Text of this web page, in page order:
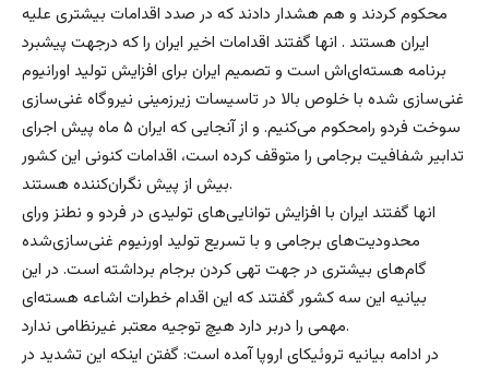
محکوم کردند و هم هشدار دادند که در صدد اقدامات بیشتری علیه
ایران هستند . انها گفتند اقدامات اخیر ایران را که درجهت پیشبرد
برنامه هسته‌ای‌اش است و تصمیم ایران برای افزایش تولید اورانیوم
غنی‌سازی شده با خلوص بالا در تاسیسات زیرزمینی نیروگاه غنی‌سازی
سوخت فردو رامحکوم می‌کنیم. و از آنجایی که ایران ۵ ماه پیش اجرای
تدابیر شفافیت‌ برجامی را متوقف کرده است، اقدامات کنونی این کشور
بیش از پیش نگران‌کننده هستند.
انها گفتند ایران با افزایش توانایی‌های تولیدی در فردو و نطنز ورای
محدودیت‌های برجامی و با تسریع تولید اورنیوم غنی‌سازی‌شده
گام‌های بیشتری در جهت تهی کردن برجام برداشته است. در این
بیانیه این سه کشور گفتند که این اقدام خطرات اشاعه هسته‌ای
مهمی را دربر دارد هیچ توجیه معتبر غیرنظامی ندارد.
در ادامه بیانیه تروئیکای اروپا آمده است: گفتن اینکه این تشدید در